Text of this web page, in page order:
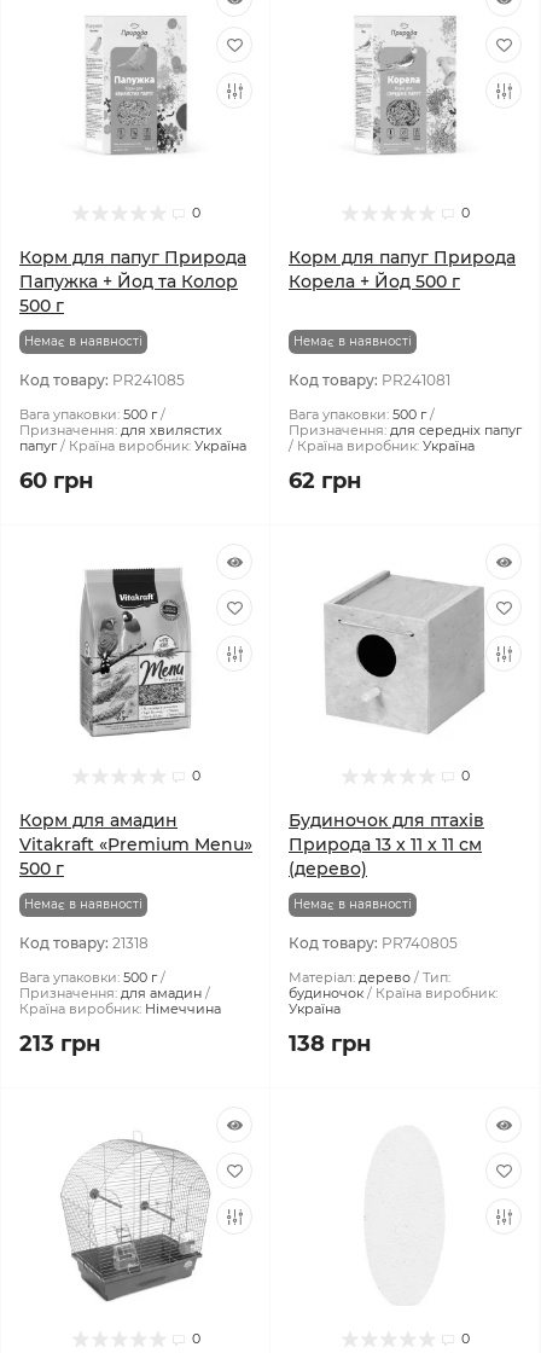
0
Корм для папуг Природа
Папужка + Йод та Колор
500 г
Немає в наявності
Код товару: PR241085
Вага упаковки: 500 г
Призначення: для хвилястих
папуг
Країна виробник: Україна
60 грн
0
Корм для папуг Природа
Корела + Йод 500 г
Немає в наявності
Код товару: PR241081
Вага упаковки: 500 г
Призначення: для середніх папуг
Країна виробник: Україна
62 грн
0
Корм для амадин
Vitakraft «Premium Menu»
500 г
Немає в наявності
Код товару: 21318
Вага упаковки: 500 г
Призначення: для амадин
Країна виробник: Німеччина
213 грн
0
Будиночок для птахів
Природа 13 x 11 x 11 см
(дерево)
Немає в наявності
Код товару: PR740805
Матеріал: дерево
Тип:
будиночок
Країна виробник:
Україна
138 грн
0 0